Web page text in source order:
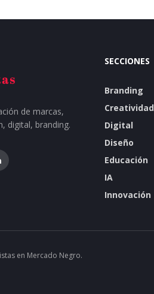
de marcas,
digital, branding.
SECCIONES
Branding
Creatividad
Digital
Diseño
Educación
IA
Innovación
en Mercado Negro.